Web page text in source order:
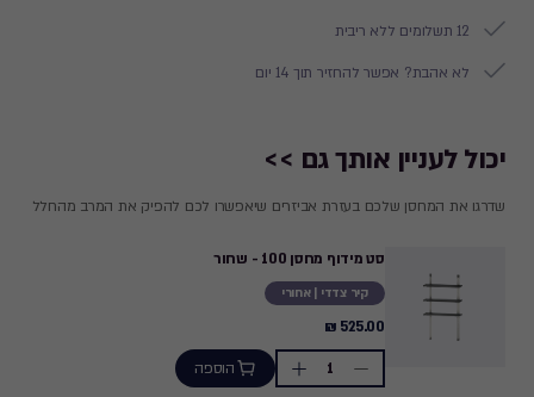
12 תשלומים ללא ריבית
לא אהבת? אפשר להחזיר תוך 14 יום
יכול לעניין אותך גם >>
שדרגו את המחסן שלכם בעזרת אביזרים שיאפשרו לכם להפיק את המרב מהחלל
סט מידוף מחסן 100 - שחור
קיר צדדי | אחורי
525.00
₪
525.00 ₪
Quantity:
הוספה